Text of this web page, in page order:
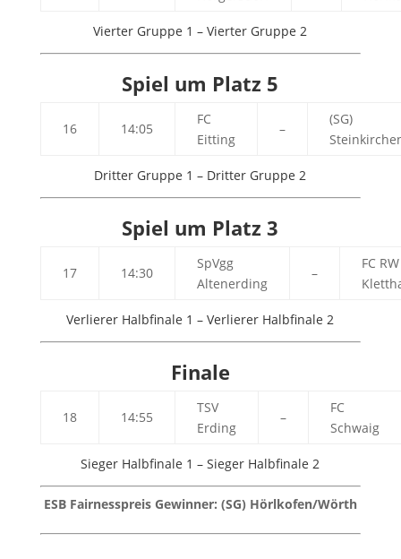
Vierter Gruppe 1 – Vierter Gruppe 2
Spiel um Platz 5
16 14:05
FC
Eitting
–
(SG)
Dritter Gruppe 1 – Dritter Gruppe 2
Spiel um Platz 3
17 14:30
SpVgg
Altenerding
–
FC RW
Verlierer Halbfinale 1 – Verlierer Halbfinale 2
Finale
18 14:55
TSV
Erding
–
FC
Schwaig
Sieger Halbfinale 1 – Sieger Halbfinale 2
ESB Fairnesspreis Gewinner: (SG) Hörlkofen/Wörth